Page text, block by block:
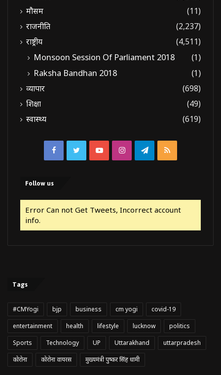
मौसम
(11)
राजनीति
(2,237)
राष्ट्रीय
(4,511)
Monsoon Session Of Parliament 2018
(1)
Raksha Bandhan 2018
(1)
व्यापार
(698)
शिक्षा
(49)
स्वास्थ्य
(619)
FacebookTwitterYouTubeInstagramTelegram
RSS
Follow us
Error Can not Get Tweets, Incorrect account
info.
Tags
#CMYogi bjp business cm yogi
covid-19
entertainment
health lifestyle lucknow
politics
Sports
Technology UP Uttarakhand
uttarpradesh
कोरोना
कोरोना वायरस मुख्यमंत्री पुष्कर सिंह धामी